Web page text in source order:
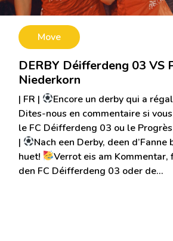
Move
DERBY Déifferdeng 03 VS
Niederkorn
| FR |
Encore un derby qui a
Dites-nous en commentaire si
le FC Déifferdeng 03 ou le
|
Nach een Derby, deen
huet!
Verrot eis am
den FC Déifferdeng 03 oder de…